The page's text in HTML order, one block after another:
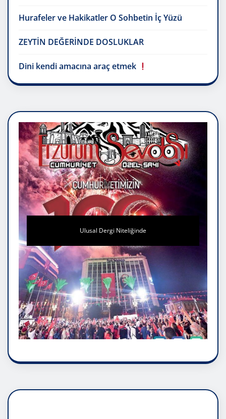
Hurafeler ve Hakikatler O Sohbetin İç Yüzü
ZEYTİN DEĞERİNDE DOSLUKLAR
Dini kendi amacına araç etmek
Ulusal Dergi Niteliğinde